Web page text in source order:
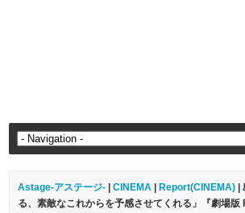
Astage-アステージ- |CINEMA Report(CINEMA)
る、素敵なこれからを予感させてくれる」『劇場版